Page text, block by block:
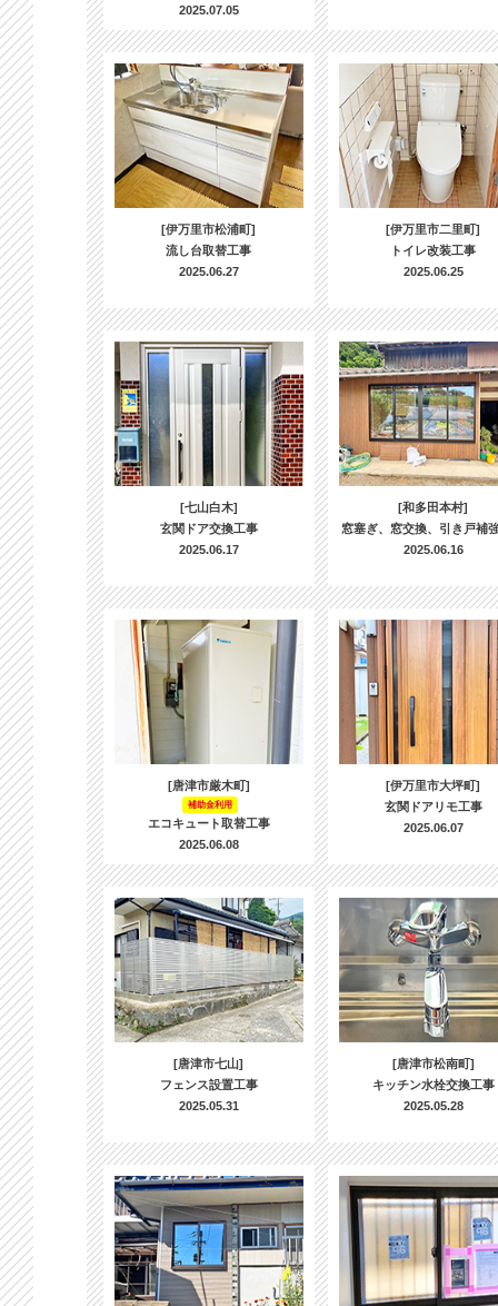
2025.07.05
[伊万里市松浦町]
流し台取替工事
2025.06.27
[伊万里市二里町]
トイレ改装工事
2025.06.25
[七山白木]
玄関ドア交換工事
2025.06.17
[和多田本村]
窓塞ぎ、窓交換、引き戸補
2025.06.16
[唐津市厳木町]
補助金利用
エコキュート取替工事
2025.06.08
[伊万里市大坪町]
玄関ドアリモ工事
2025.06.07
[唐津市七山]
フェンス設置工事
2025.05.31
[唐津市松南町]
キッチン水栓交換工事
2025.05.28